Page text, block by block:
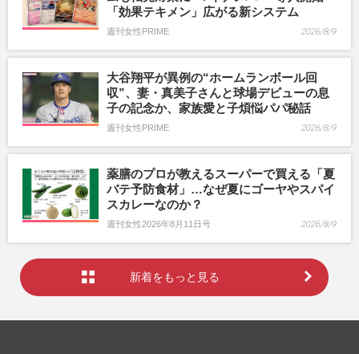
「効果テキメン」広がる新システム
週刊女性PRIME 2026/8/9
大谷翔平が異例の“ホームランボール回
収”、妻・真美子さんと球場デビューの息
子の記念か、家族愛と子煩悩パパ秘話
週刊女性PRIME 2026/8/9
薬膳のプロが教えるスーパーで買える「夏
バテ予防食材」…なぜ夏にゴーヤやスパイ
スカレーなのか？
週刊女性2026年8月11日号 2026/8/9
新着をもっと見る